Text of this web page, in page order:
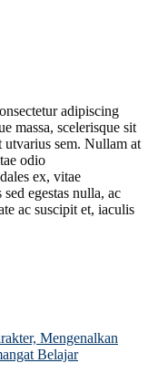
adipiscing
massa, scelerisque sit
utvarius sem. Nullam at
odio
ex, vitae
egestas nulla, ac
ac suscipit et, iaculis
Mengenalkan
Belajar